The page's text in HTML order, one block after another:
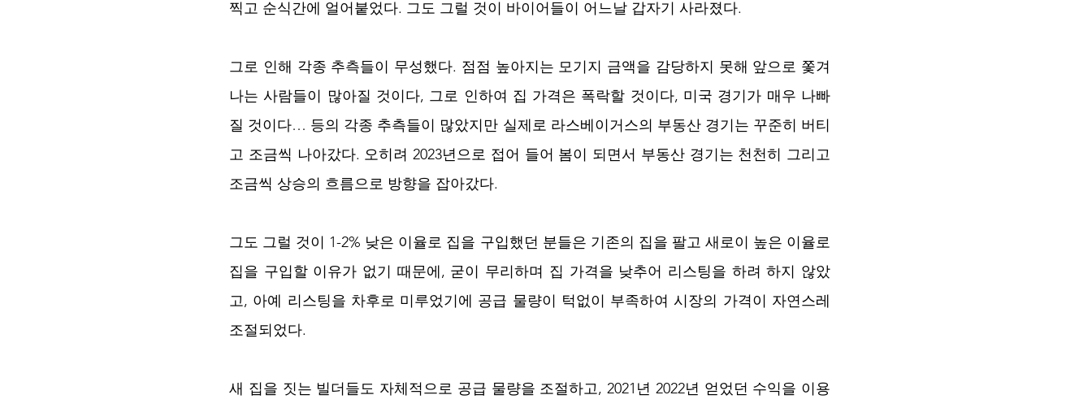
찍고 순식간에 얼어붙었다. 그도 그럴 것이 바이어들이 어느날 갑자기 사라졌다.
그로 인해 각종 추측들이 무성했다. 점점 높아지는 모기지 금액을 감당하지 못해 앞으로 쫓겨
나는 사람들이 많아질 것이다, 그로 인하여 집 가격은 폭락할 것이다, 미국 경기가 매우 나빠
질 것이다… 등의 각종 추측들이 많았지만 실제로 라스베이거스의 부동산 경기는 꾸준히 버티
고 조금씩 나아갔다. 오히려 2023년으로 접어 들어 봄이 되면서 부동산 경기는 천천히 그리고
조금씩 상승의 흐름으로 방향을 잡아갔다.
그도 그럴 것이 1-2% 낮은 이율로 집을 구입했던 분들은 기존의 집을 팔고 새로이 높은 이율로
집을 구입할 이유가 없기 때문에, 굳이 무리하며 집 가격을 낮추어 리스팅을 하려 하지 않았
고, 아예 리스팅을 차후로 미루었기에 공급 물량이 턱없이 부족하여 시장의 가격이 자연스레
조절되었다.
새 집을 짓는 빌더들도 자체적으로 공급 물량을 조절하고, 2021년 2022년 얻었던 수익을 이용